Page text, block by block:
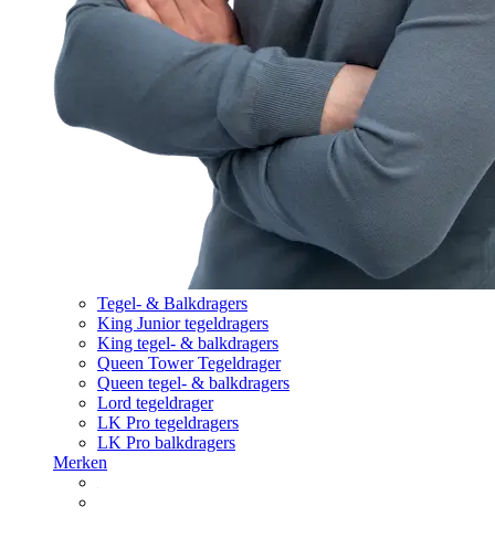
Tegel- & Balkdragers
King Junior tegeldragers
King tegel- & balkdragers
Queen Tower Tegeldrager
Queen tegel- & balkdragers
Lord tegeldrager
LK Pro tegeldragers
LK Pro balkdragers
Merken